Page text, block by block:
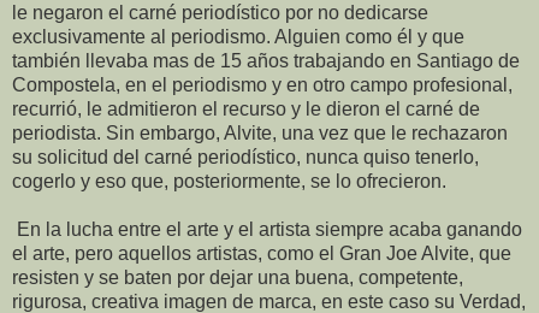
le negaron el carné periodístico por no dedicarse
exclusivamente al periodismo. Alguien como él y que
también llevaba mas de 15 años trabajando en Santiago de
Compostela, en el periodismo y en otro campo profesional,
recurrió, le admitieron el recurso y le dieron el carné de
periodista. Sin embargo, Alvite, una vez que le rechazaron
su solicitud del carné periodístico, nunca quiso tenerlo,
cogerlo y eso que, posteriormente, se lo ofrecieron.
En la lucha entre el arte y el artista siempre acaba ganando
el arte, pero aquellos artistas, como el Gran Joe Alvite, que
resisten y se baten por dejar una buena, competente,
rigurosa, creativa imagen de marca, en este caso su Verdad,